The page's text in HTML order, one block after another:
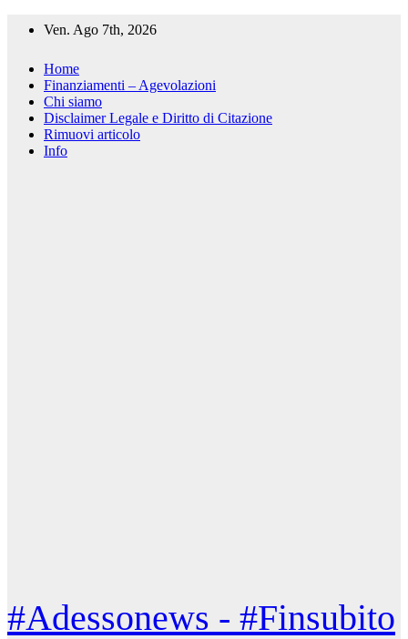
Ven. Ago 7th, 2026
Home
Finanziamenti – Agevolazioni
Chi siamo
Disclaimer Legale e Diritto di Citazione
Rimuovi articolo
Info
#Adessonews - #Finsubito